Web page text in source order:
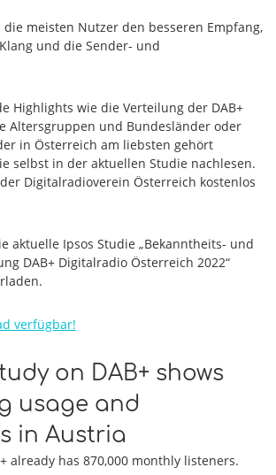
die meisten Nutzer den besseren Empfang,
und die Sender- und
Highlights wie die Verteilung der DAB+
Altersgruppen und Bundesländer oder
in Österreich am liebsten gehört
selbst in der aktuellen Studie nachlesen.
Digitalradioverein Österreich kostenlos
aktuelle Ipsos Studie „Bekanntheits- und
DAB+ Digitalradio Österreich 2022“
verfügbar!
on DAB+ shows
usage and
in Austria
already has 870,000 monthly listeners.